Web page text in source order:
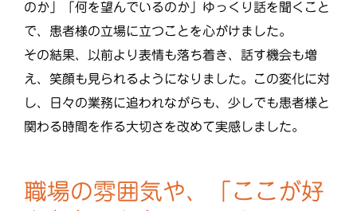
のか」「何を望んでいるのか」ゆっくり話を聞くこと
で、患者様の立場に立つことを心がけました。
その結果、以前より表情も落ち着き、話す機会も増
え、笑顔も見られるようになりました。この変化に対
し、日々の業務に追われながらも、少しでも患者様と
関わる時間を作る大切さを改めて実感しました。
職場の雰囲気や、「ここが好